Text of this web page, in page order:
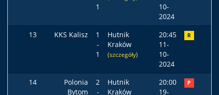
1
10-
2024
13 KKS Kalisz
1
-
1
Hutnik
Kraków
(szczegóły)
20:45
11-
10-
2024
R
14
Polonia
Bytom
2
-
Hutnik
Kraków
20:00
19-
P